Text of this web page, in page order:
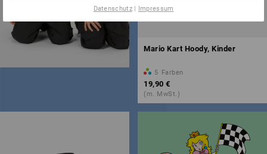
Mario Kart Hoody, Kinder
5 Farben
19,90 €
(m. MwSt.)
Datenschutz| Impressum